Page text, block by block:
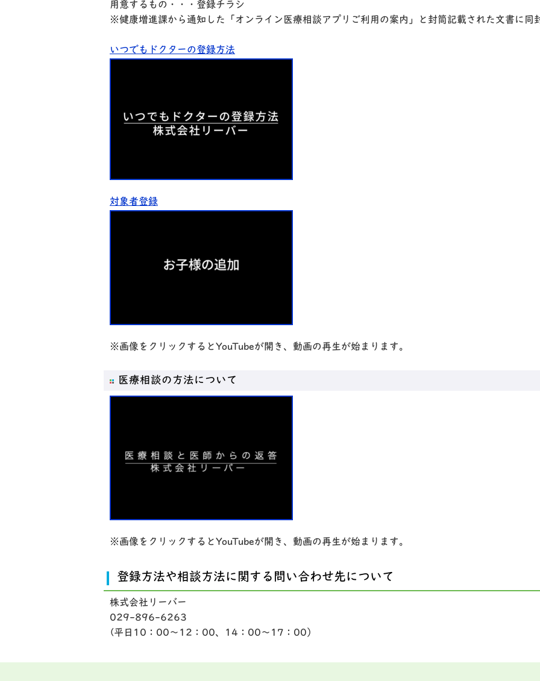
用意するもの・・・登録チラシ
※健康増進課から通知した「オンライン医療相談アプリご利用の案内」と封筒記載された文書に同
いつでもドクターの登録方法
対象者登録
※画像をクリックするとYouTubeが開き、動画の再生が始まります。
医療相談の方法について
※画像をクリックするとYouTubeが開き、動画の再生が始まります。
登録方法や相談方法に関する問い合わせ先について
株式会社リーバー
029-896-6263
(平日10：00～12：00、14：00～17：00）